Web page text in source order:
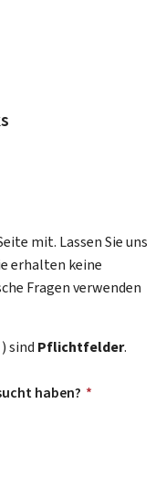
mit. Lassen Sie uns
erhalten keine
Fragen verwenden
) sind Pflichtfelder.
haben? *